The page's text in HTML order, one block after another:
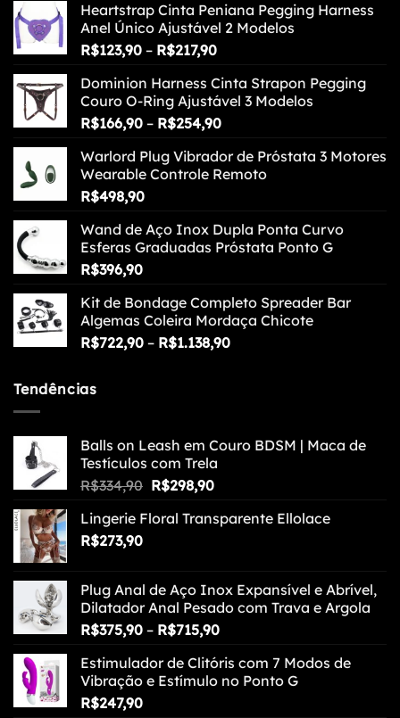
Heartstrap Cinta Peniana Pegging Harness
Anel Único Ajustável 2 Modelos
R$123,90 – R$217,90Faixa
preço:
R$123,90
através
Dominion Harness Cinta Strapon Pegging
Couro O-Ring Ajustável 3 Modelos
R$166,90 – R$254,90Faixa
preço:
R$166,90
Warlord Plug Vibrador de Próstata 3 Motores
Wearable Controle Remoto
R$498,90
Wand de Aço Inox Dupla Ponta Curvo
Esferas Graduadas Próstata Ponto G
R$396,90
Kit de Bondage Completo Spreader Bar
Algemas Coleira Mordaça Chicote
R$722,90 – R$1.138,90Faixa
R$1.138,90
Tendências
Balls on Leash em Couro BDSM | Maca de
Testículos com Trela
R$334,90 O
original
R$298,90O
atual
Lingerie Floral Transparente Ellolace
R$273,90
Plug Anal de Aço Inox Expansível e Abrível,
Dilatador Anal Pesado com Trava e Argola
R$375,90 – R$715,90Faixa
preço:
R$375,90
Estimulador de Clitóris com 7 Modos de
Vibração e Estímulo no Ponto G
R$247,90